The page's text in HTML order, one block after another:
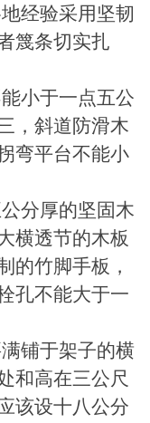
经验采用坚韧
篾条切实扎
小于一点五公
，斜道防滑木
弯平台不能小
分厚的坚固木
横透节的木板
的竹脚手板，
孔不能大于一
铺于架子的横
和高在三公尺
该设十八公分